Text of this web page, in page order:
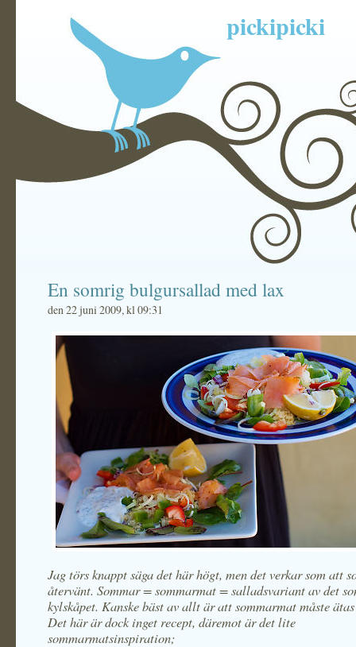
pickipicki
En somrig bulgursallad med lax
den 22 juni 2009, kl 09:31
Jag törs knappt säga det här högt, men det verkar som att
återvänt. Sommar = sommarmat = salladsvariant av det
kylskåpet. Kanske bäst av allt är att sommarmat måste
Det här är dock inget recept, däremot är det lite
sommarmatsinspiration;